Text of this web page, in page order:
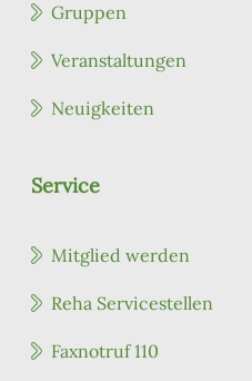
Gruppen
Veranstaltungen
Neuigkeiten
Service
Mitglied werden
Reha Servicestellen
Faxnotruf 110